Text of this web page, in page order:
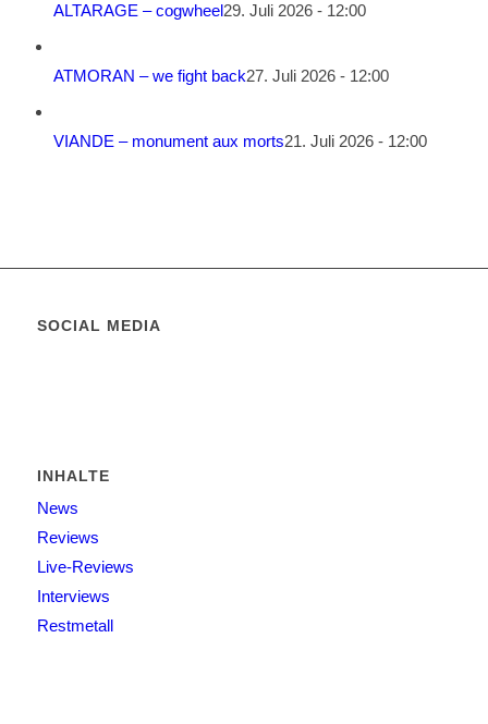
ALTARAGE – cogwheel29. Juli 2026 - 12:00
ATMORAN – we fight back27. Juli 2026 - 12:00
VIANDE – monument aux morts21. Juli 2026 - 12:00
SOCIAL MEDIA
INHALTE
News
Reviews
Live-Reviews
Interviews
Restmetall